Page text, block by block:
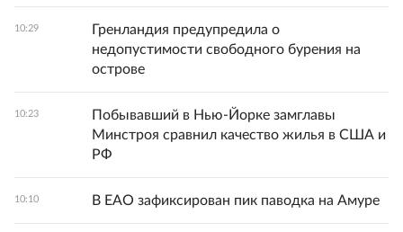
10:29
Гренландия предупредила о
недопустимости свободного бурения на
острове
10:23
Побывавший в Нью-Йорке замглавы
Минстроя сравнил качество жилья в США и
РФ
10:10 В ЕАО зафиксирован пик паводка на Амуре